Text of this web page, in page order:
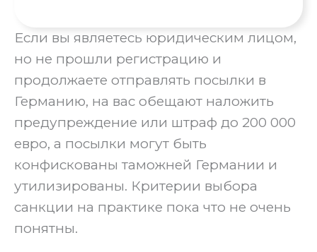
Если вы являетесь юридическим лицом,
но не прошли регистрацию и
продолжаете отправлять посылки в
Германию, на вас обещают наложить
предупреждение или штраф до 200 000
евро, а посылки могут быть
конфискованы таможней Германии и
утилизированы. Критерии выбора
санкции на практике пока что не очень
понятны.